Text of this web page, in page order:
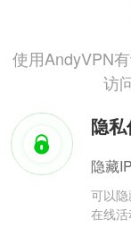
使用AndyVPN
访
隐
隐藏
可以
在线活